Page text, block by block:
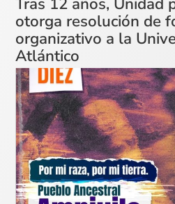
otorga resolución de
organizativo a la
Atlántico